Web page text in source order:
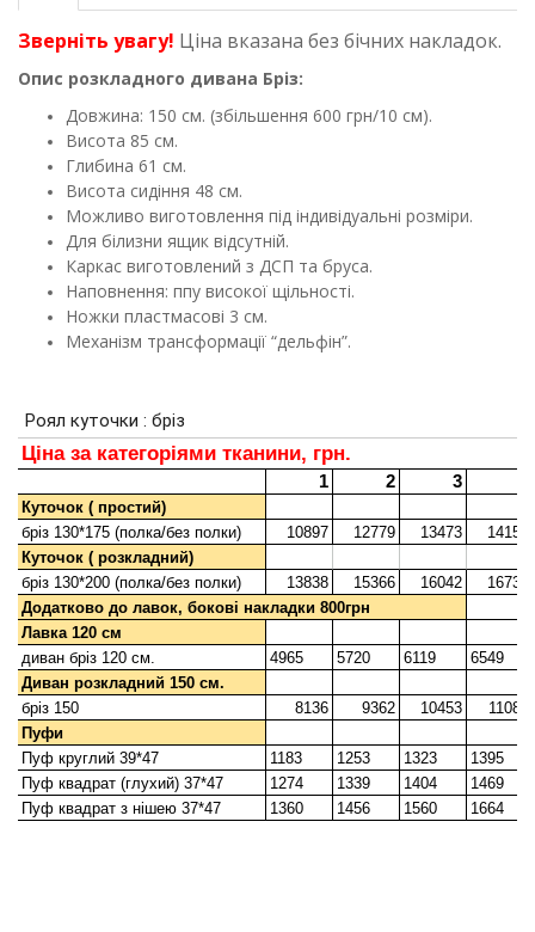
Зверніть увагу! Ціна вказана без бічних накладок.
Опис розкладного дивана Бріз:
​​Довжина: 150 см. (збільшення 600 грн/10 см).
Висота 85 см.
Глибина 61 см.
Висота сидіння 48 см.
Можливо виготовлення під індивідуальні розміри.
Для білизни ящик відсутній.
Каркас виготовлений з ДСП та бруса.
Наповнення: ппу високої щільності.
Ножки пластмасові 3 см.
Механізм трансформації “дельфін”.